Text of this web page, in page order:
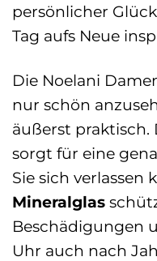
persönlicher
Tag aufs Neue
Die Noelani
nur schön
äußerst praktisch.
sorgt für eine
Sie sich verlassen
Mineralglas
Beschädigungen
Uhr auch nach